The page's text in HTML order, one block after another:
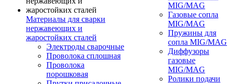
Материалы для сварки
нержавеющих и
жаростойких сталей
Электроды сварочные
Проволока сплошная
Проволока
порошковая
MIG/MAG
Газовые сопла
MIG/MAG
Пружины для
сопла MIG/MAG
Диффузоры
газовые
MIG/MAG
Ролики подачи